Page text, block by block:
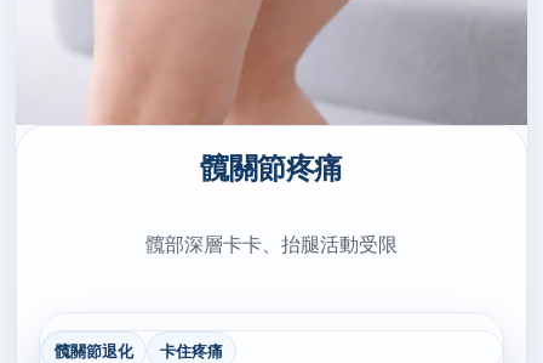
髖關節疼痛
髖部深層卡卡、抬腿活動受限
髖關節退化 卡住疼痛